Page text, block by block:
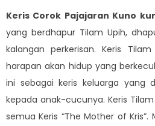
Keris Corok Pajajaran Kuno
yang berdhapur Tilam Upih,
kalangan perkerisan. Keris
harapan akan hidup yang
ini sebagai keris keluarga yang
kepada anak-cucunya. Keris
semua Keris “The Mother of